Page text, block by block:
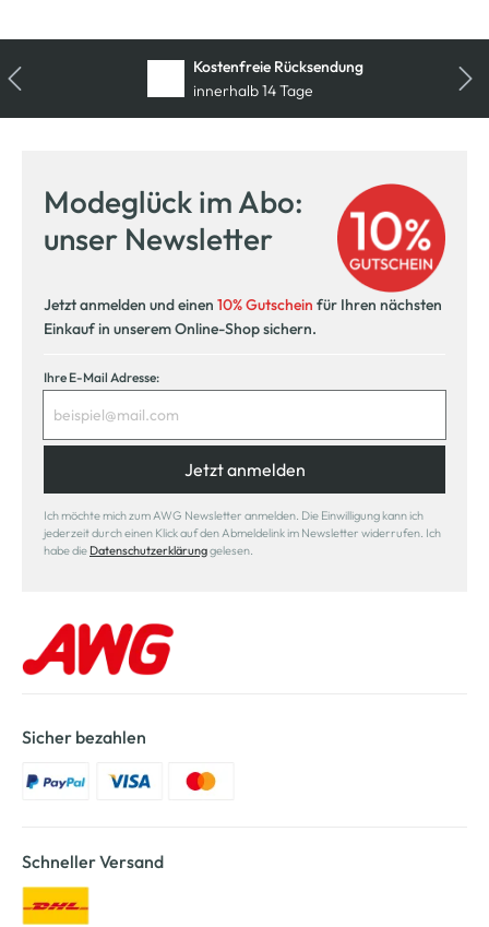
Kostenfreie Rücksendung
innerhalb 14 Tage
Modeglück im Abo:
unser Newsletter
Jetzt anmelden und einen 10% Gutschein für Ihren nächsten
Einkauf in unserem Online-Shop sichern.
Ihre E-Mail Adresse:
Jetzt anmelden
Ich möchte mich zum AWG Newsletter anmelden. Die Einwilligung kann ich
jederzeit durch einen Klick auf den Abmeldelink im Newsletter widerrufen. Ich
habe die Datenschutzerklärunggelesen.
Sicher bezahlen
Schneller Versand